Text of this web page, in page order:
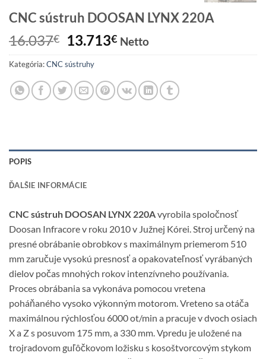
CNC sústruh DOOSAN LYNX 220A
16.037€
Pôvodná
cena
bola:
16.037€.
13.713€Aktuálna
cena
13.713€.
Netto
Kategória:CNC sústruhy
POPIS
ĎALŠIE INFORMÁCIE
CNC sústruh DOOSAN LYNX 220Avyrobila spoločnosť
Doosan Infracore v roku 2010 v Južnej Kórei. Stroj určený na
presné obrábanie obrobkov s maximálnym priemerom 510
mm zaručuje vysokú presnosť a opakovateľnosť vyrábaných
dielov počas mnohých rokov intenzívneho používania.
Proces obrábania sa vykonáva pomocou vretena
poháňaného vysoko výkonným motorom. Vreteno sa otáča
maximálnou rýchlosťou 6000 ot/min a pracuje v dvoch osiach
X a Z s posuvom 175 mm, a 330 mm. Vpredu je uložené na
trojradovom guľôčkovom ložisku s kosoštvorcovým stykom